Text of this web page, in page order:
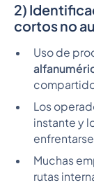
2)
cortos no
Uso de
Los
instante y
enfrentarse
Muchas
rutas